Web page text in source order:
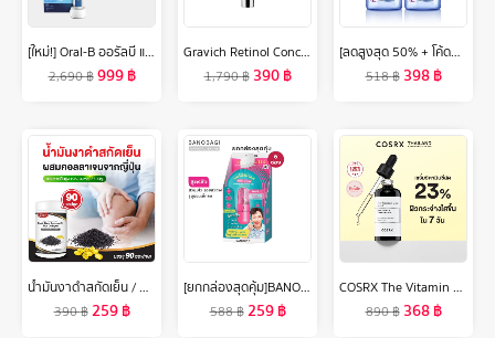
[ใหม่!] Oral-B ออรัลบี แปรงสีฟันไฟฟ้า โปร 2 2000 Electric Power Toothbrush Pro2 2000
2,690฿999฿
Gravich Retinol Concentrate Eye Cream 15 g
1,790฿ 390฿
[ลดสูงสุด 50% + โค้ดลดเพิ่ม 20%]นีเวีย ไมเซล่า เช็ดเครื่องสำอาง แอคเน่ แคร์ เมคอัพ เคลียร์ 400 มล. 2 ชิ้น NIVEA
518฿ 398฿
น้ำมันงาดำสกัดเย็น / คอลลาเจนไตรเปปไทด์ (90 ซอฟเจล) แคปซูล น้ำมันงาดำ คอลลาเจน (น้ำมันสกัดเย็น) น้ำมันงาดำ zenji เซนจิ
390฿259฿
[ยกกล่องสุดคุ้ม]BANOBAGI Acne & Pore Korean Morning Mask บาโนบากิ แอคเน่ แอนด์ พอร์ โคเรียน มอร์นิ่ง มาสก์ (1 กล่อง = 6 ซอง)
588฿259฿
COSRX The Vitamin C Serum 20g เซรั่มวิตามินซีบริสุทธิ์เข้มข้น ช่วยลดเลือนรอยดำ รอยสิว ปรับผิวหมองคล้ำให้กระจ่างใส มีชีวิตชีวา
890฿ 368฿